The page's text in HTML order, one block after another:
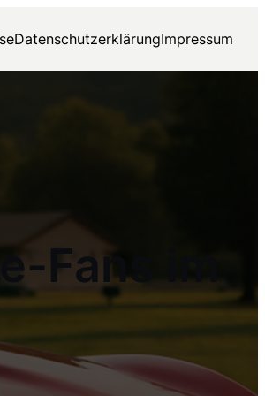
DatenschutzerklärungImpressum
im